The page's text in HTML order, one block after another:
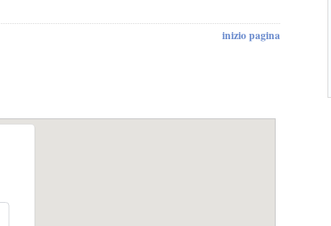
inizio pagina